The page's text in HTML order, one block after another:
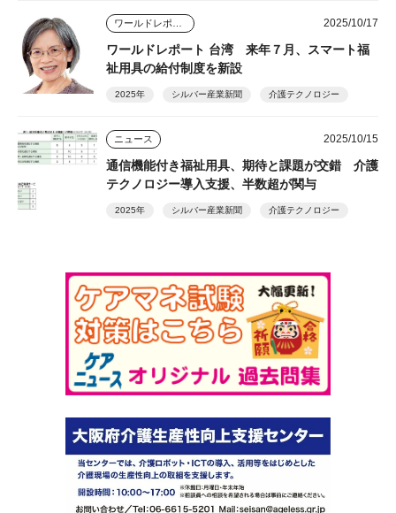
2025/10/17
ワールドレポート 台湾 来年７月、スマート福
祉用具の給付制度を新設
2025年 シルバー産業新聞 介護テクノロジー
ニュース 2025/10/15
通信機能付き福祉用具、期待と課題が交錯 介護
テクノロジー導入支援、半数超が関与
2025年 シルバー産業新聞 介護テクノロジー